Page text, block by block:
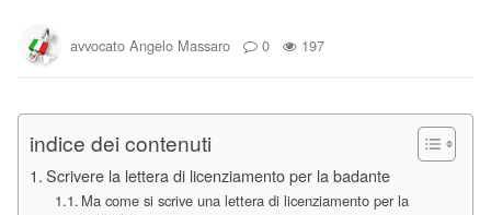
avvocato Angelo Massaro 0 197
indice dei contenuti
Scrivere la lettera di licenziamento per la badante
Ma come si scrive una lettera di licenziamento per la